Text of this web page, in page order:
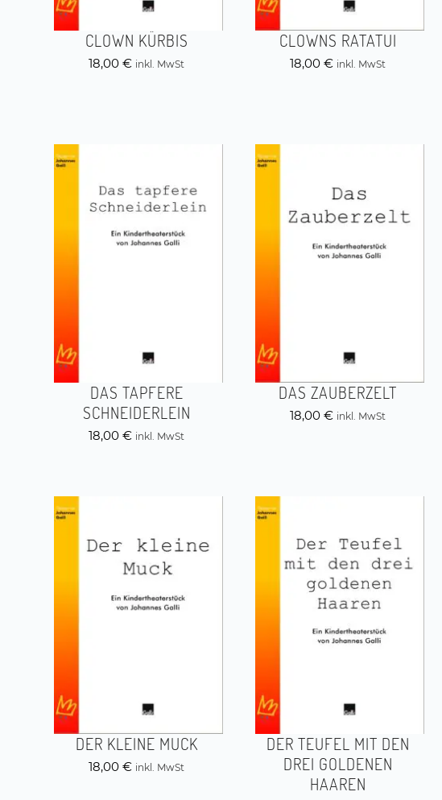
CLOWN KÜRBIS
18,00€ inkl. MwSt
CLOWNS RATATUI
18,00€ inkl. MwSt
DAS TAPFERE
SCHNEIDERLEIN
18,00€ inkl. MwSt
DAS ZAUBERZELT
18,00€ inkl. MwSt
DER KLEINE MUCK
18,00€ inkl. MwSt
DER TEUFEL MIT DEN
DREI GOLDENEN
HAAREN